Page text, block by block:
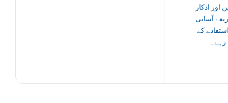
اور اذکار
آسانی
کے
رہے۔